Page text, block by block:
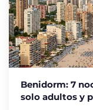
Benidorm: 7
solo adultos y